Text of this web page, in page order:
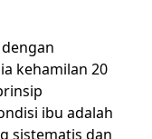
kehamilan 20
ibu adalah
sistematis dan